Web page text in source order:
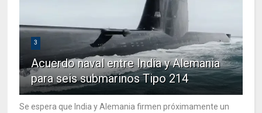
3
Acuerdo naval entre India y Alemania
para seis submarinos Tipo 214
Se espera que India y Alemania firmen próximamente un